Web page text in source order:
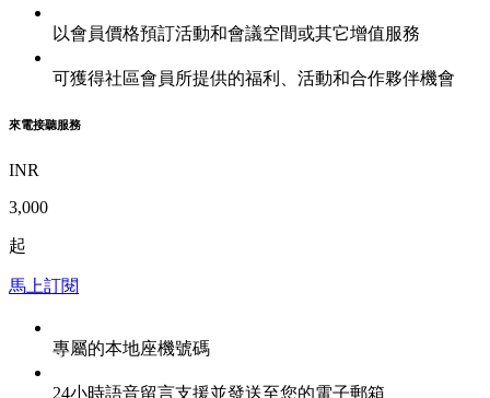
以會員價格預訂活動和會議空間或其它增值服務
可獲得社區會員所提供的福利、活動和合作夥伴機會
來電接聽服務
INR
3,000
起
馬上訂閱
專屬的本地座機號碼
24小時語音留言支援並發送至您的電子郵箱